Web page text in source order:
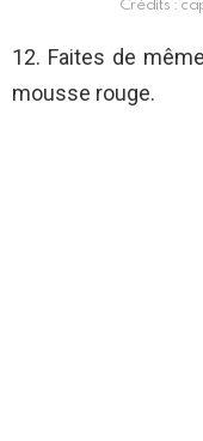
Crédits :
12. Faites de
mousse rouge.